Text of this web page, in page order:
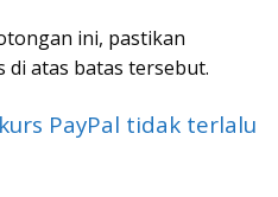
ini, pastikan
di atas batas tersebut.
PayPal tidak terlalu